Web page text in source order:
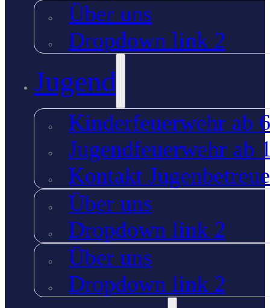
Über uns
Dropdown link 2
Jugend
Kinderfeuerwehr ab
Jugendfeuerwehr ab
Kontakt
Über uns
Dropdown link 2
Über uns
Dropdown link 2